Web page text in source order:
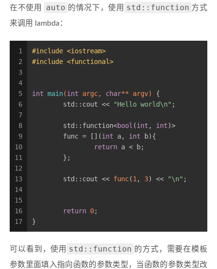
在不使用 auto 的情况下，使用 std::function 方式
来调用 lambda：
1
2
3
4
5
6
7
8
9
10
11
12
13
14
15
16
17
#include <iostream>
#include <functional>
int main(int argc, char** argv)
{
	std::cout <<
"Hello world\n" ;
	std::function<
bool (int , int)>
	func = [](
int a, int b){
return a < b;
	};
	std::cout <<
func(1 , 3) << "\n" ;
return 0;
}
可以看到，使用 std::function 的方式，需要在模板
参数里面填入指向函数的参数类型，当函数的参数类型改